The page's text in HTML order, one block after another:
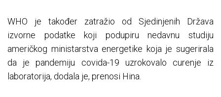
WHO je također zatražio od Sjedinjenih Država
izvorne podatke koji podupiru nedavnu studiju
američkog ministarstva energetike koja je sugerirala
da je pandemiju covida-19 uzrokovalo curenje iz
laboratorija, dodala je, prenosi Hina.